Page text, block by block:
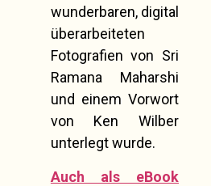
wunderbaren, digital
überarbeiteten
Fotografien von Sri
Ramana Maharshi
und einem Vorwort
von Ken Wilber
unterlegt wurde.
Auch als eBook